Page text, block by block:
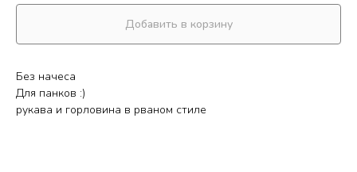
Добавить в корзину
Без начеса
Для панков :)
рукава и горловина в рваном стиле